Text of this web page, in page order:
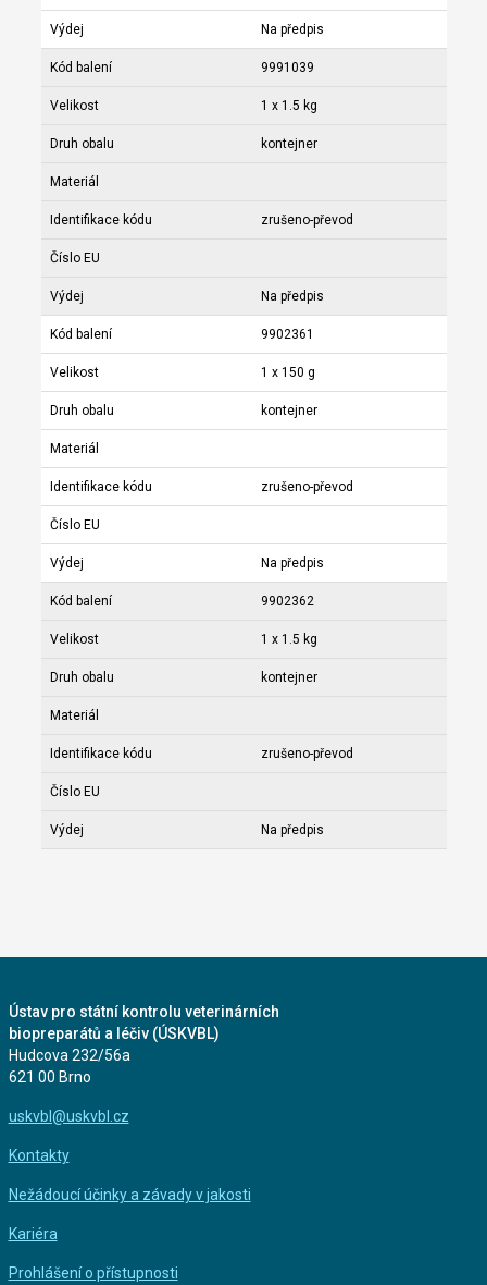
Výdej Na předpis
Kód balení 9991039
Velikost 1 x 1.5 kg
Druh obalu kontejner
Materiál
Identifikace kódu zrušeno-převod
Číslo EU
Výdej Na předpis
Kód balení 9902361
Velikost 1 x 150 g
Druh obalu kontejner
Materiál
Identifikace kódu zrušeno-převod
Číslo EU
Výdej Na předpis
Kód balení 9902362
Velikost 1 x 1.5 kg
Druh obalu kontejner
Materiál
Identifikace kódu zrušeno-převod
Číslo EU
Výdej Na předpis
Ústav pro státní kontrolu veterinárních
biopreparátů a léčiv (ÚSKVBL)
Hudcova 232/56a
621 00 Brno
uskvbl@uskvbl.cz
Kontakty
Nežádoucí účinky a závady v jakosti
Kariéra
Prohlášení o přístupnosti